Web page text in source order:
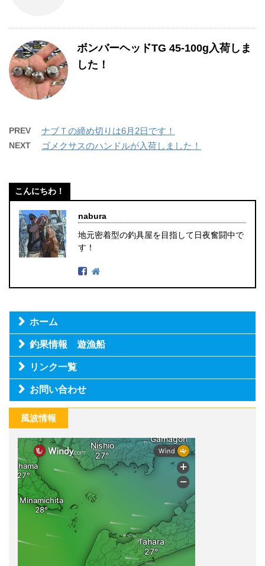
ボンバーヘッドTG 45-100g入荷しま
した！
PREV ナブＴの締め切りは6月2日です！
NEXT ゴメクサスのハンドルが入荷しました！
こんにちわ！
nabura
地元密着型の釣具屋を目指して日夜奮闘中で
す！
ホーム
釣果情報 遊漁船
リンク一覧
お問い合わせ
風波情報